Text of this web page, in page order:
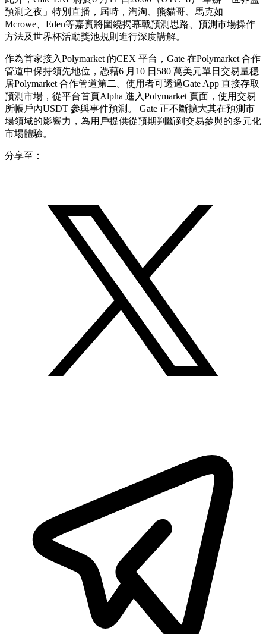
預測之夜」特別直播，屆時，淘淘、熊貓哥、馬克如
Mcrowe、Eden等嘉賓將圍繞揭幕戰預測思路、預測市場操作
方法及世界杯活動獎池規則進行深度講解。
作為首家接入Polymarket 的CEX 平台，Gate 在Polymarket 合作
管道中保持領先地位，憑藉6 月10 日580 萬美元單日交易量穩
居Polymarket 合作管道第二。使用者可透過Gate App 直接存取
預測市場，從平台首頁Alpha 進入Polymarket 頁面，使用交易
所帳戶內USDT 參與事件預測。 Gate 正不斷擴大其在預測市
場領域的影響力，為用戶提供從預期判斷到交易參與的多元化
市場體驗。
分享至：